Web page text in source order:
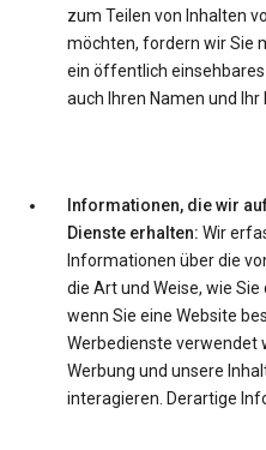
zum Teilen von Inhalten
möchten, fordern wir Sie
ein öffentlich einsehbares
auch Ihren Namen und
Informationen, die wir
Dienste erhalten: Wir
Informationen über die
die Art und Weise, wie
wenn Sie eine Website
Werbedienste verwendet
Werbung und unsere
interagieren. Derartige